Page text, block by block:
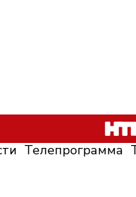
Телепрограмма